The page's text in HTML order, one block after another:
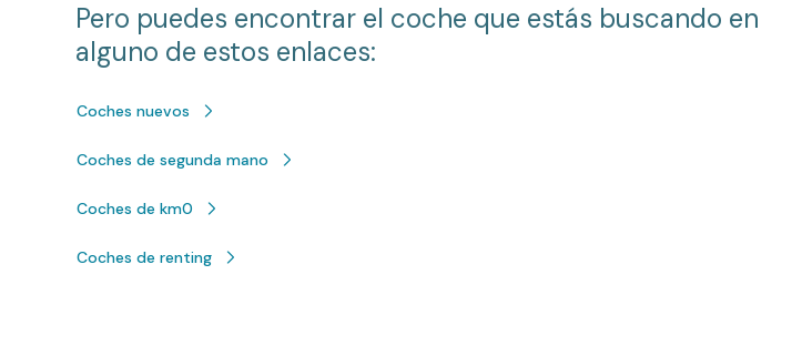
Pero puedes encontrar el coche que estás buscando en
alguno de estos enlaces:
Coches nuevos
Coches de segunda mano
Coches de km0
Coches de renting